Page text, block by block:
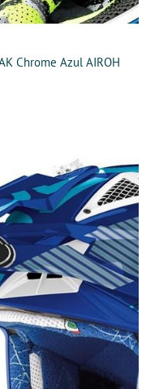
Chrome Azul AIROH